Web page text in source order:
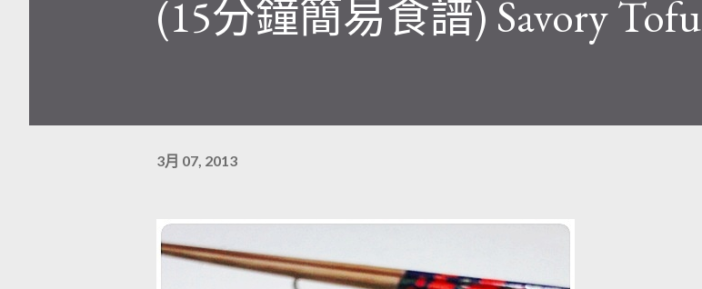
(15分鐘簡易食譜) Savory Tofu
3月 07, 2013